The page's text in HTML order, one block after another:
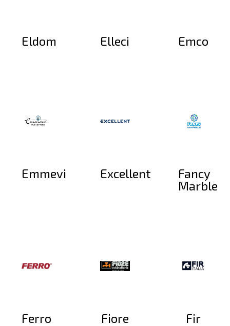
Eldom Elleci Emco
Emmevi Excellent
Fancy
Marble
Ferro Fiore Fir